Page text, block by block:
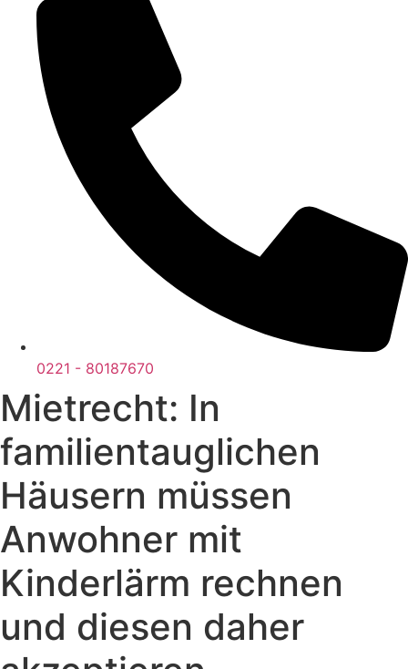
0221 - 80187670
Mietrecht: In
familientauglichen
Häusern müssen
Anwohner mit
Kinderlärm rechnen
und diesen daher